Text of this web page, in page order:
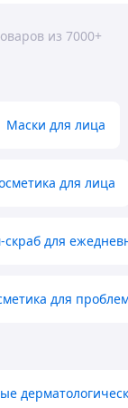
из 7000+
Маски для лица
для лица
для
для